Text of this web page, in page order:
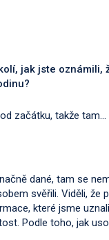
jak jste
začátku, takže tam…
dané, tam se
svěřili. Viděli,
které jsme
Podle toho, jak